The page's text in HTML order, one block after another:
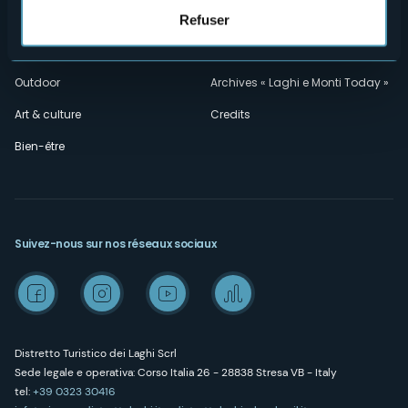
Refuser
Expériences
Outdoor
Art & culture
Bien-être
Wedding
Media Room
Archives « Laghi e Monti Today »
Credits
Distretto Turistico dei Laghi Scrl
Sede legale e operativa: Corso Italia 26 - 28838 Stresa VB - Italy
tel:+39 0323 30416
Suivez-nous sur nos réseaux sociaux